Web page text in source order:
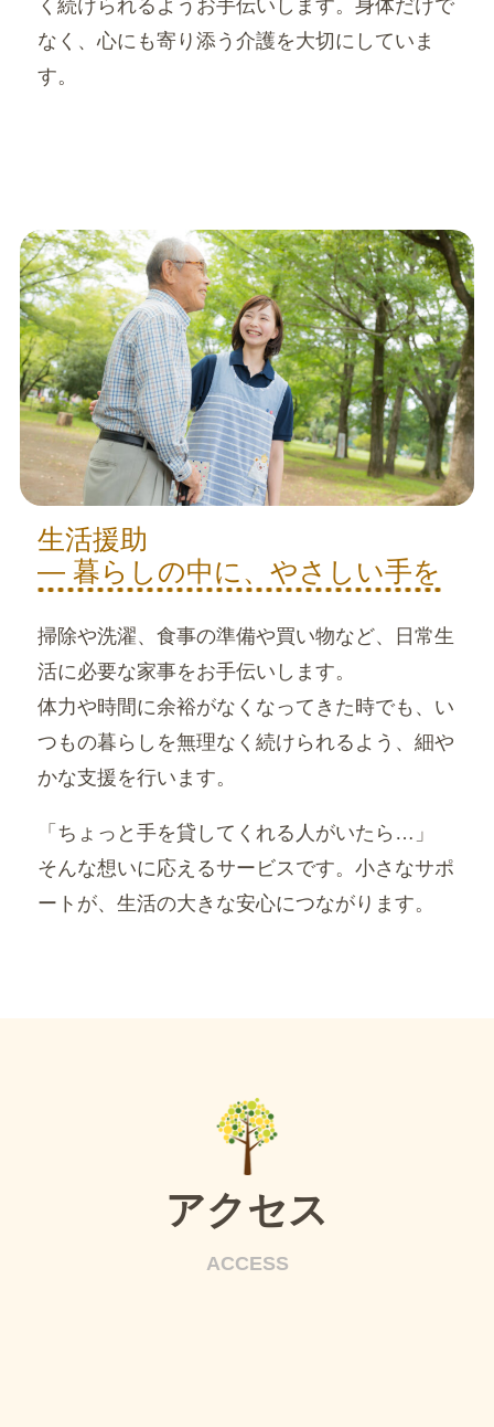
く続けられるようお手伝いします。身体だけで
なく、心にも寄り添う介護を大切にしていま
す。
生活援助
― 暮らしの中に、やさしい手を
掃除や洗濯、食事の準備や買い物など、日常生
活に必要な家事をお手伝いします。
体力や時間に余裕がなくなってきた時でも、い
つもの暮らしを無理なく続けられるよう、細や
かな支援を行います。
「ちょっと手を貸してくれる人がいたら…」
そんな想いに応えるサービスです。小さなサポ
ートが、生活の大きな安心につながります。
アクセス
ACCESS